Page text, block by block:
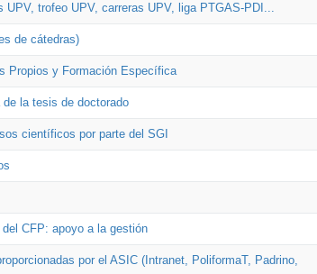
trofeo UPV, carreras UPV, liga PTGAS-PDI...
de cátedras)
Propios y Formación Específica
la tesis de doctorado
científicos por parte del SGI
CFP: apoyo a la gestión
por el ASIC (Intranet, PoliformaT, Padrino,